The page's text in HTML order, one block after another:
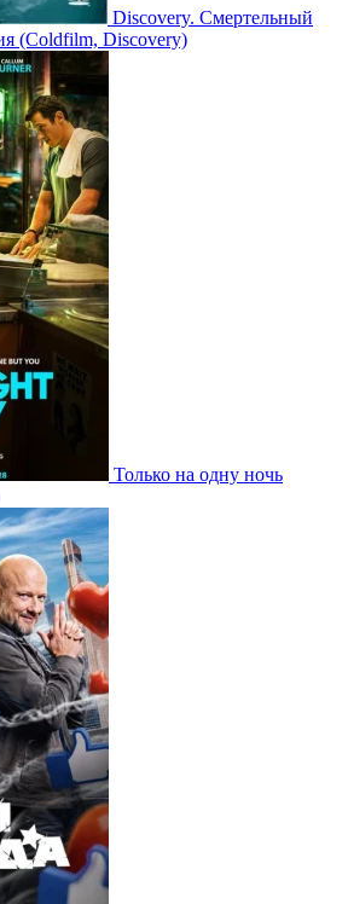
Discovery. Смертельный
(Coldfilm, Discovery)
Только на одну ночь